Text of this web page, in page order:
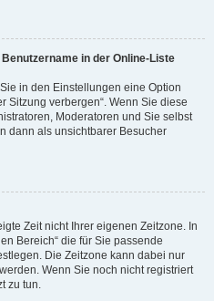
in der Online-Liste
in den Einstellungen eine Option
Sitzung verbergen“. Wenn Sie diese
Moderatoren und Sie selbst
dann als unsichtbarer Besucher
Zeit nicht Ihrer eigenen Zeitzone. In
Bereich“ die für Sie passende
Die Zeitzone kann dabei nur
Wenn Sie noch nicht registriert
zu tun.